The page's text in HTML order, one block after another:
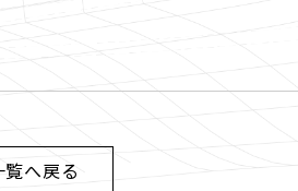
覧へ戻る